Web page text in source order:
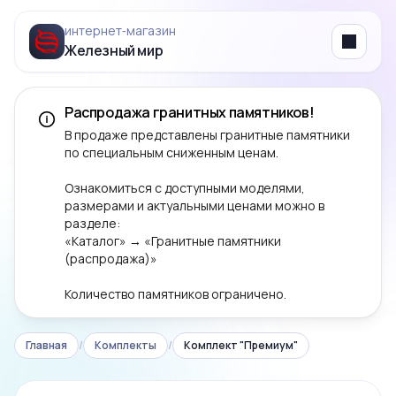
интернет‑магазин
Железный мир Menu
Распродажа гранитных памятников!
В продаже представлены гранитные памятники
по специальным сниженным ценам.
Ознакомиться с доступными моделями,
размерами и актуальными ценами можно в
разделе:
«Каталог» → «Гранитные памятники
(распродажа)»
Количество памятников ограничено.
Главная / Комплекты / Комплект "Премиум"
‹